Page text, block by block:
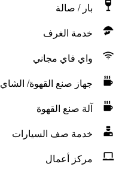
بار / صالة
خدمة الغرف
واي فاي مجاني
جهاز صنع القهوة/ الشاي
آلة صنع القهوة
خدمة صف السيارات
مركز أعمال